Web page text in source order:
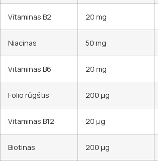
Vitaminas B2 20 mg
Niacinas 50 mg
Vitaminas B6 20 mg
Folio rūgštis 200 µg
Vitaminas B12 20 µg
Biotinas 200 µg